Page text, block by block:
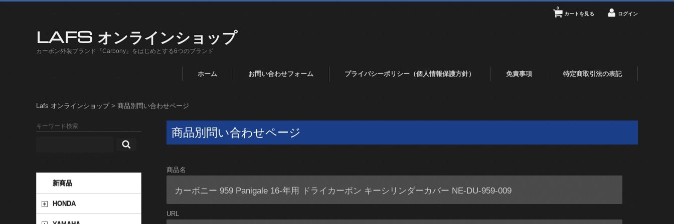
LAFS オンラインショップ
カーボン外装ブランド『Carbony』をはじめとする6つのブランド
カートを見る
0
ログイン
ホーム お問い合わせフォーム プライバシーポリシー（個人情報保護方針） 免責事項 特定商取引法の表記
Lafs オンラインショップ> 商品別問い合わせページ
商品別問い合わせページ
商品名
URL
キーワード検索
新商品
HONDA